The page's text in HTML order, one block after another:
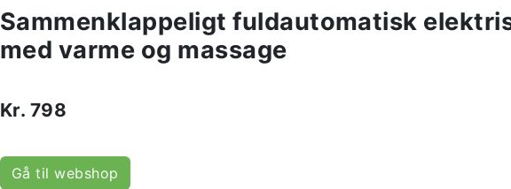
Sammenklappeligt fuldautomatisk
med varme og massage
Kr. 798
Gå til webshop